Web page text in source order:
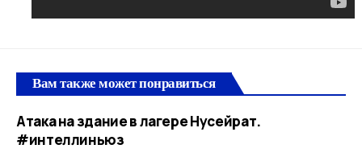
Вам также может понравиться
Атака на здание в лагере Нусейрат.
#интеллиньюз